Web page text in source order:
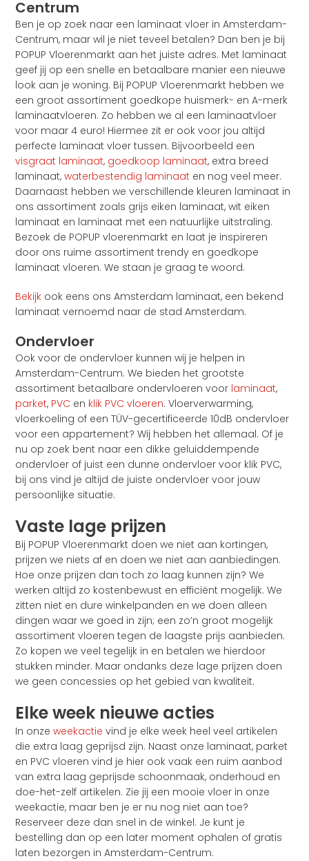
Centrum
Ben je op zoek naar een laminaat vloer in Amsterdam-
Centrum, maar wil je niet teveel betalen? Dan ben je bij
POPUP Vloerenmarkt aan het juiste adres. Met laminaat
geef jij op een snelle en betaalbare manier een nieuwe
look aan je woning. Bij POPUP Vloerenmarkt hebben we
een groot assortiment goedkope huismerk- en A-merk
laminaatvloeren. Zo hebben we al een laminaatvloer
voor maar 4 euro! Hiermee zit er ook voor jou altijd
perfecte laminaat vloer tussen. Bijvoorbeeld een
visgraat laminaat, goedkoop laminaat, extra breed
laminaat,waterbestendig laminaat en nog veel meer.
Daarnaast hebben we verschillende kleuren laminaat in
ons assortiment zoals grijs eiken laminaat, wit eiken
laminaat en laminaat met een natuurlijke uitstraling.
Bezoek de POPUP vloerenmarkt en laat je inspireren
door ons ruime assortiment trendy en goedkope
laminaat vloeren. We staan je graag te woord.
Bekijk ook eens ons Amsterdam laminaat, een bekend
laminaat vernoemd naar de stad Amsterdam.
Ondervloer
Ook voor de ondervloer kunnen wij je helpen in
Amsterdam-Centrum. We bieden het grootste
assortiment betaalbare ondervloeren voor laminaat,
parket, PVC en klik PVC vloeren. Vloerverwarming,
vloerkoeling of een TÜV-gecertificeerde 10dB ondervloer
voor een appartement? Wij hebben het allemaal. Of je
nu op zoek bent naar een dikke geluiddempende
ondervloer of juist een dunne ondervloer voor klik PVC,
bij ons vind je altijd de juiste ondervloer voor jouw
persoonlijke situatie.
Vaste lage prijzen
Bij POPUP Vloerenmarkt doen we niet aan kortingen,
prijzen we niets af en doen we niet aan aanbiedingen.
Hoe onze prijzen dan toch zo laag kunnen zijn? We
werken altijd zo kostenbewust en efficiënt mogelijk. We
zitten niet en dure winkelpanden en we doen alleen
dingen waar we goed in zijn; een zo’n groot mogelijk
assortiment vloeren tegen de laagste prijs aanbieden.
Zo kopen we veel tegelijk in en betalen we hierdoor
stukken minder. Maar ondanks deze lage prijzen doen
we geen concessies op het gebied van kwaliteit.
Elke week nieuwe acties
In onzeweekactie vind je elke week heel veel artikelen
die extra laag geprijsd zijn. Naast onze laminaat, parket
en PVC vloeren vind je hier ook vaak een ruim aanbod
van extra laag geprijsde schoonmaak, onderhoud en
doe-het-zelf artikelen. Zie jij een mooie vloer in onze
weekactie, maar ben je er nu nog niet aan toe?
Reserveer deze dan snel in de winkel. Je kunt je
bestelling dan op een later moment ophalen of gratis
laten bezorgen in Amsterdam-Centrum.